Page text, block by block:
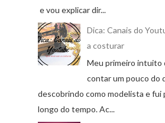
e vou explicar dir...
Dica: Canais do
a costurar
Meu primeiro intuito
contar um pouco do
descobrindo como modelista e fui
longo do tempo. Ac...